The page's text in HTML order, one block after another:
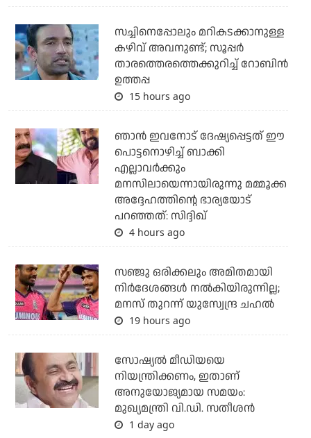
സച്ചിനെപ്പോലും മറികടക്കാനുള്ള
കഴിവ് അവനുണ്ട്; സൂപ്പര്‍
താരത്തെരത്തെക്കുറിച്ച് റോബിന്‍
ഉത്തപ്പ
15 hours ago
ഞാന്‍ ഇവനോട് ദേഷ്യപ്പെട്ടത് ഈ
പൊട്ടനൊഴിച്ച് ബാക്കി
എല്ലാവര്‍ക്കും
മനസിലായെന്നായിരുന്നു മമ്മൂക്ക
അദ്ദേഹത്തിന്റെ ഭാര്യയോട്
പറഞ്ഞത്: സിദ്ദിഖ്
4 hours ago
സഞ്ജു ഒരിക്കലും അമിതമായി
നിര്‍ദേശങ്ങള്‍ നല്‍കിയിരുന്നില്ല;
മനസ് തുറന്ന് യുസ്വേന്ദ്ര ചഹല്‍
19 hours ago
സോഷ്യല്‍ മീഡിയയെ
നിയന്ത്രിക്കണം, ഇതാണ്
അനുയോജ്യമായ സമയം:
മുഖ്യമന്ത്രി വി.ഡി. സതീശന്‍
1 day ago